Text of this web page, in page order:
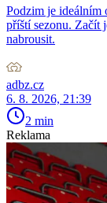
Podzim je ideálním
příští sezonu. Začít
nabrousit.
adbz.cz
6. 8. 2026, 21:39
2 min
Reklama